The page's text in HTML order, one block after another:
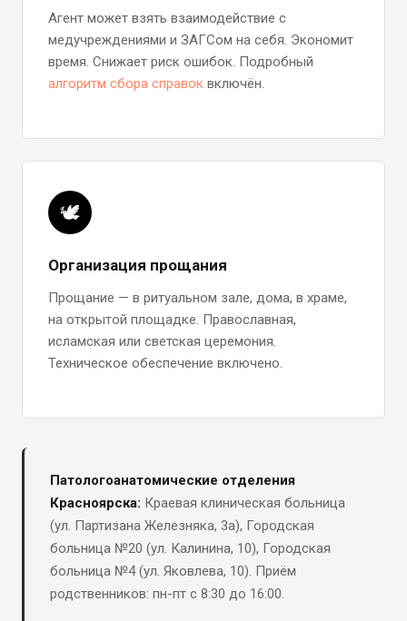
Агент может взять взаимодействие с
медучреждениями и ЗАГСом на себя. Экономит
время. Снижает риск ошибок. Подробный
алгоритм сбора справок включён.
🕊️
Организация прощания
Прощание — в ритуальном зале, дома, в храме,
на открытой площадке. Православная,
исламская или светская церемония.
Техническое обеспечение включено.
Патологоанатомические отделения
Красноярска: Краевая клиническая больница
(ул. Партизана Железняка, 3а), Городская
больница №20 (ул. Калинина, 10), Городская
больница №4 (ул. Яковлева, 10). Приём
родственников: пн-пт с 8:30 до 16:00.